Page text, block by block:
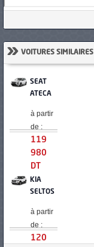
» VOITURES SIMILAIRES
SEAT
ATECA
à partir
de :
119
980
DT
KIA
SELTOS
à partir
de :
120